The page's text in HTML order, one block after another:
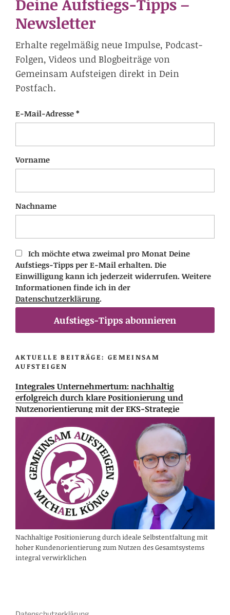
Deine Aufstiegs-Tipps –
Newsletter
Erhalte regelmäßig neue Impulse, Podcast-
Folgen, Videos und Blogbeiträge von
Gemeinsam Aufsteigen direkt in Dein
Postfach.
E-Mail-Adresse *
Vorname
Nachname
Ich möchte etwa zweimal pro Monat Deine
Aufstiegs-Tipps per E-Mail erhalten. Die
Einwilligung kann ich jederzeit widerrufen. Weitere
Informationen finde ich in der
Datenschutzerklärung.
Aufstiegs-Tipps abonnieren
AKTUELLE BEITRÄGE: GEMEINSAM
AUFSTEIGEN
Integrales Unternehmertum: nachhaltig
erfolgreich durch klare Positionierung und
Nutzenorientierung mit der EKS-Strategie
Nachhaltige Positionierung durch ideale Selbstentfaltung mit
hoher Kundenorientierung zum Nutzen des Gesamtsystems
integral verwirklichen